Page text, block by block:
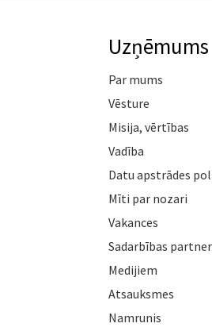
Uzņēmums
Par mums
Vēsture
Misija, vērtības
Vadība
Datu apstrādes
Mīti par nozari
Vakances
Sadarbības
Medijiem
Atsauksmes
Namrunis